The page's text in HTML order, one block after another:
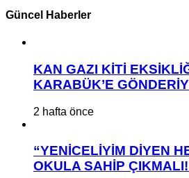
Güncel Haberler
KAN GAZI KİTİ
KARABÜK’E
2 hafta önce
“YENİCELİYİM DİYEN
OKULA SAHİP